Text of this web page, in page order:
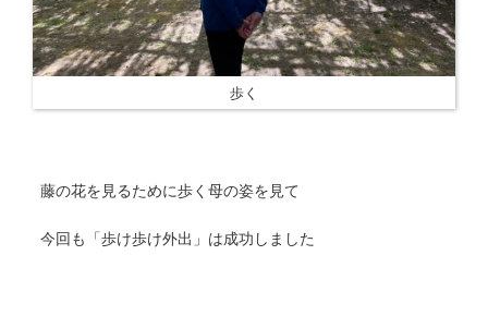
歩く
藤の花を見るために歩く母の姿を見て
今回も「歩け歩け外出」は成功しました